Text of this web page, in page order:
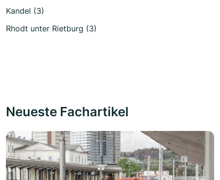
Kandel (3)
Rhodt unter Rietburg (3)
Neueste Fachartikel